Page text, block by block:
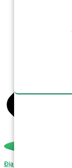
Địa chỉ